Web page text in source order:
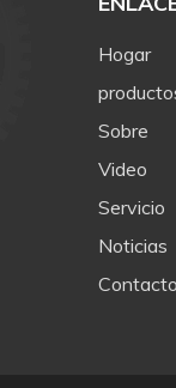
Hogar
Sobre
Video
Servicio
Noticias
Contacto